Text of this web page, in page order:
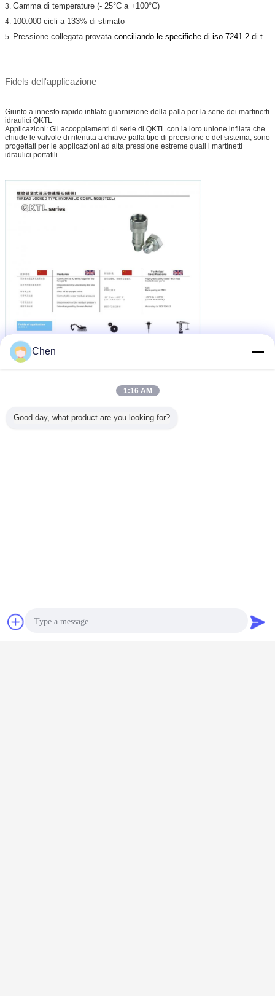
3. Gamma di temperature (- 25°C a +100°C)
4. 100.000 cicli a 133% di stimato
5. Pressione collegata provata conciliando le specifiche di iso 7241-2 di t
Fidels dell'applicazione
Giunto a innesto rapido infilato guarnizione della palla per la serie dei martinetti
idraulici QKTL
Applicazioni: Gli accoppiamenti di serie di QKTL con la loro unione infilata che
chiude le valvole di ritenuta a chiave palla tipe di precisione e del sistema, sono
progettati per le applicazioni ad alta pressione estreme quali i martinetti
idraulici portatili.
Chiacchierare
Chen
1:16 AM
Good day, what product are you looking for?